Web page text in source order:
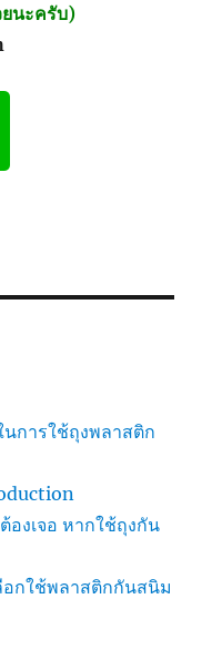
นะครับ)
การใช้ถุงพลาสติก
งเจอ หากใช้ถุงกัน
อกใช้พลาสติกกันสนิม